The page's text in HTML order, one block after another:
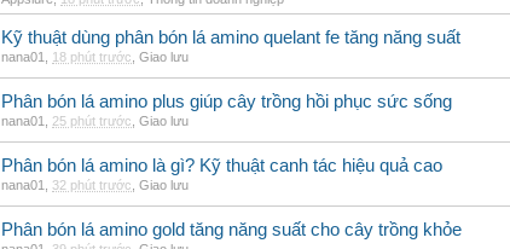
Kỹ thuật dùng phân bón lá amino quelant fe tăng năng suất
nana01 18 phút trước Giao lưu
Phân bón lá amino plus giúp cây trồng hồi phục sức sống
nana01 25 phút trước Giao lưu
Phân bón lá amino là gì? Kỹ thuật canh tác hiệu quả cao
nana01 32 phút trước Giao lưu
Phân bón lá amino gold tăng năng suất cho cây trồng khỏe